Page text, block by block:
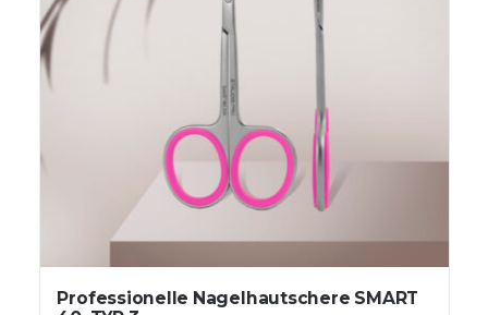
Professionelle Nagelhautschere SMART